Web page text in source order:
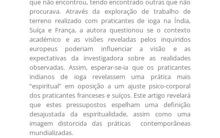
que não encontrou, tendo encontrado outras que não
procurava. Através da exploração de trabalho de
terreno realizado com praticantes de ioga na Índia,
Suíça e França, a autora questionou se o contexto
académico e as visões reveladas pelos inquiridos
europeus poderiam influenciar a visão e as
expectativas da investigadora sobre as realidades
observadas. Assim, esperar-se-ia que os praticantes
indianos de ioga revelassem uma prática mais
“espiritual” em oposição a um ajuste psico-corporal
dos praticantes franceses e suíços. Este artigo revelará
que estes pressupostos espelham uma definição
desajustada da espiritualidade, assim como uma
imagem distorcida das práticas contemporâneas
mundializadas.